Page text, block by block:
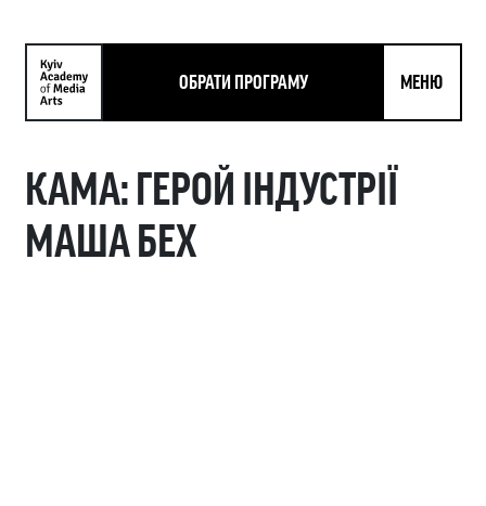
ОБРАТИ ПРОГРАМУ МЕНЮ
КАМА: ГЕРОЙ ІНДУСТРІЇ
МАША БЕХ